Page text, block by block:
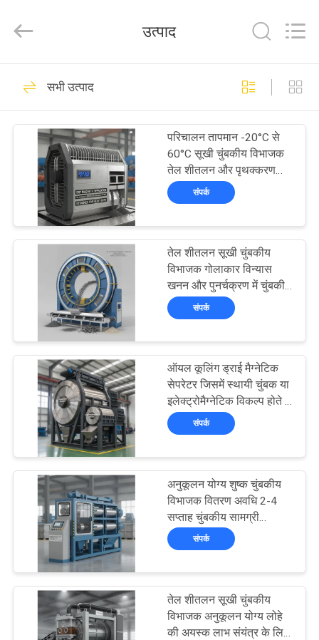
उत्पादों
कारखाना
गुणवत्ता
नियंत्रण
संपर्क
समाचार
मामलों
साइटमैप
Reserved.
चुंबकीय विभाजक मशीन
158
चुंबकीय पृथक्करण
उपकरण
95
उच्च ग्रेडियंट मैग्नेटिक
सेपरेटर
99
विद्युतचुंबकीय विभाजक
उत्पाद
सभी उत्पाद
परिचालन तापमान -20°C से
60°C सूखी चुंबकीय विभाजक
तेल शीतलन और पृथक्करण
दक्षता 99 प्रतिशत तक प्रदान
करता है भारी शुल्क के लिए
संपर्क
तेल शीतलन सूखी चुंबकीय
विभाजक गोलाकार विन्यास
खनन और पुनर्चक्रण में चुंबकीय
कणों को क्रमबद्ध करने के लिए
एकदम सही
संपर्क
ऑयल कूलिंग ड्राई मैग्नेटिक
सेपरेटर जिसमें स्थायी चुंबक या
इलेक्ट्रोमैग्नेटिक विकल्प होते हैं
चुंबकीय ड्रम व्यास 500 से
2000 मिमी तक होता है
संपर्क
अनुकूलन योग्य शुष्क चुंबकीय
विभाजक वितरण अवधि 2-4
सप्ताह चुंबकीय सामग्री
पृथक्करण और खनन उद्योग के
लिए उपकरण
संपर्क
तेल शीतलन सूखी चुंबकीय
विभाजक अनुकूलन योग्य लोहे
की अयस्क लाभ संयंत्र के लिए